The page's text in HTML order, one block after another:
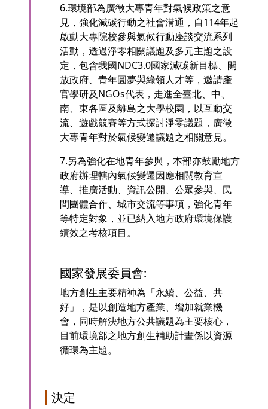
6.環境部為廣徵大專青年對氣候政策之意
見，強化減碳行動之社會溝通，自114年起
啟動大專院校參與氣候行動座談交流系列
活動，透過淨零相關議題及多元主題之設
定，包含我國NDC3.0國家減碳新目標、開
放政府、青年圓夢與綠領人才等，邀請產
官學研及NGOs代表，走進全臺北、中、
南、東各區及離島之大學校園，以互動交
流、遊戲競賽等方式探討淨零議題，廣徵
大專青年對於氣候變遷議題之相關意見。
7.另為強化在地青年參與，本部亦鼓勵地方
政府辦理轄內氣候變遷因應相關教育宣
導、推廣活動、資訊公開、公眾參與、民
間團體合作、城市交流等事項，強化青年
等特定對象，並已納入地方政府環境保護
績效之考核項目。
國家發展委員會:
地方創生主要精神為「永續、公益、共
好」，是以創造地方產業、增加就業機
會，同時解決地方公共議題為主要核心，
目前環境部之地方創生補助計畫係以資源
循環為主題。
決定